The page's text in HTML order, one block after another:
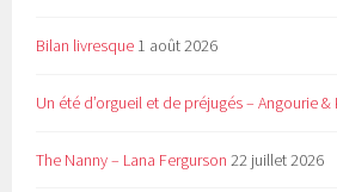
Bilan livresque 1 août 2026
Un été d’orgueil et de préjugés – Angourie &
The Nanny – Lana Fergurson 22 juillet 2026